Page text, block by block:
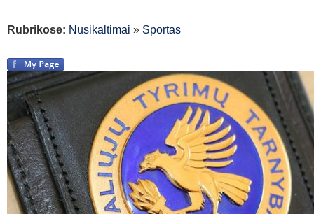
Rubrikose: Nusikaltimai » Sportas